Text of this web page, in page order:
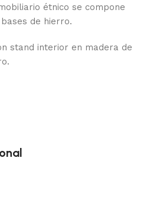
étnico se compone
de hierro.
stand interior en madera de